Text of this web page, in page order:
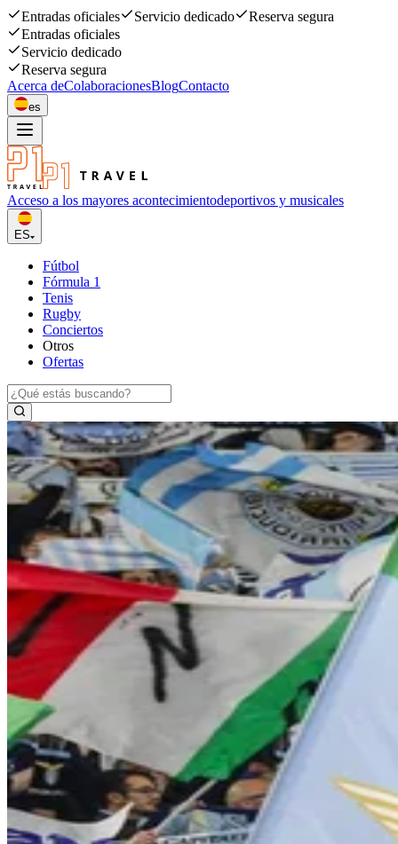
Entradas oficiales Servicio dedicado
Reserva segura
Entradas oficiales
Servicio dedicado
Reserva segura
Acerca deColaboracionesBlogContacto
es
Acceso a los mayores acontecimientodeportivos y musicales
ES
Fútbol
Fórmula 1
Tenis
Rugby
Conciertos
Otros
Ofertas